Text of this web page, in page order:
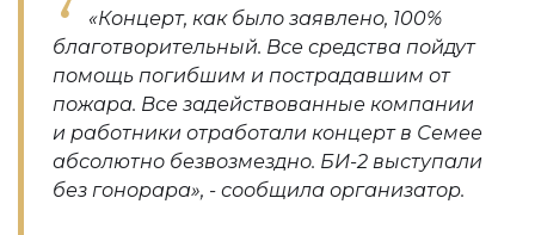
«Концерт, как было заявлено, 100%
благотворительный. Все средства пойдут
помощь погибшим и пострадавшим от
пожара. Все задействованные компании
и работники отработали концерт в Семее
абсолютно безвозмездно. БИ-2 выступали
без гонорара», - сообщила организатор.